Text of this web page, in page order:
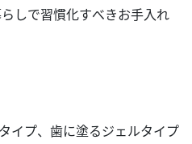
しで習慣化すべきお手入れ
イプ、歯に塗るジェルタイプ